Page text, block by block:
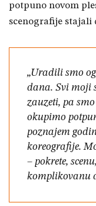
potpuno novom
scenografije
„Uradili smo
dana. Svi moji
zauzeti, pa
okupimo
poznajem
koreografije.
– pokrete,
komplikovanu